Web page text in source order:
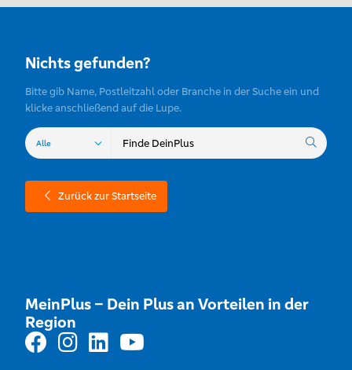
Nichts gefunden?
Bitte gib Name, Postleitzahl oder Branche in der Suche ein und
klicke anschließend auf die Lupe.
Zurück zur Startseite
MeinPlus – Dein Plus an Vorteilen in der
Region